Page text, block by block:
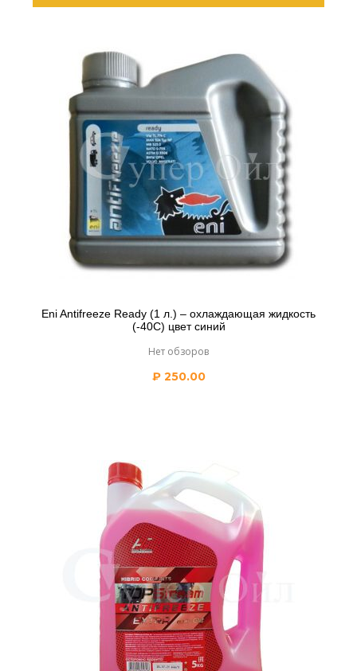
Eni Antifreeze Ready (1 л.) – охлаждающая жидкость
(-40С) цвет синий
Нет обзоров
₽250.00